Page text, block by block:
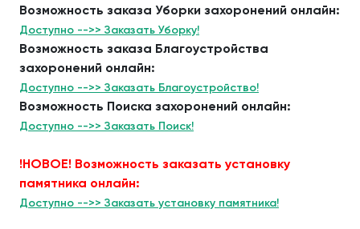
Возможность заказа Уборки захоронений онлайн:
Доступно -->> Заказать Уборку!
Возможность заказа Благоустройства
захоронений онлайн:
Доступно -->> Заказать Благоустройство!
Возможность Поиска захоронений онлайн:
Доступно -->> Заказать Поиск!
!НОВОЕ! Возможность заказать установку
памятника онлайн:
Доступно -->> Заказать установку памятника!